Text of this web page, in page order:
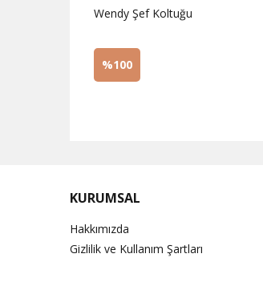
Wendy Şef Koltuğu
%100
KURUMSAL
Hakkımızda
Gizlilik ve Kullanım Şartları